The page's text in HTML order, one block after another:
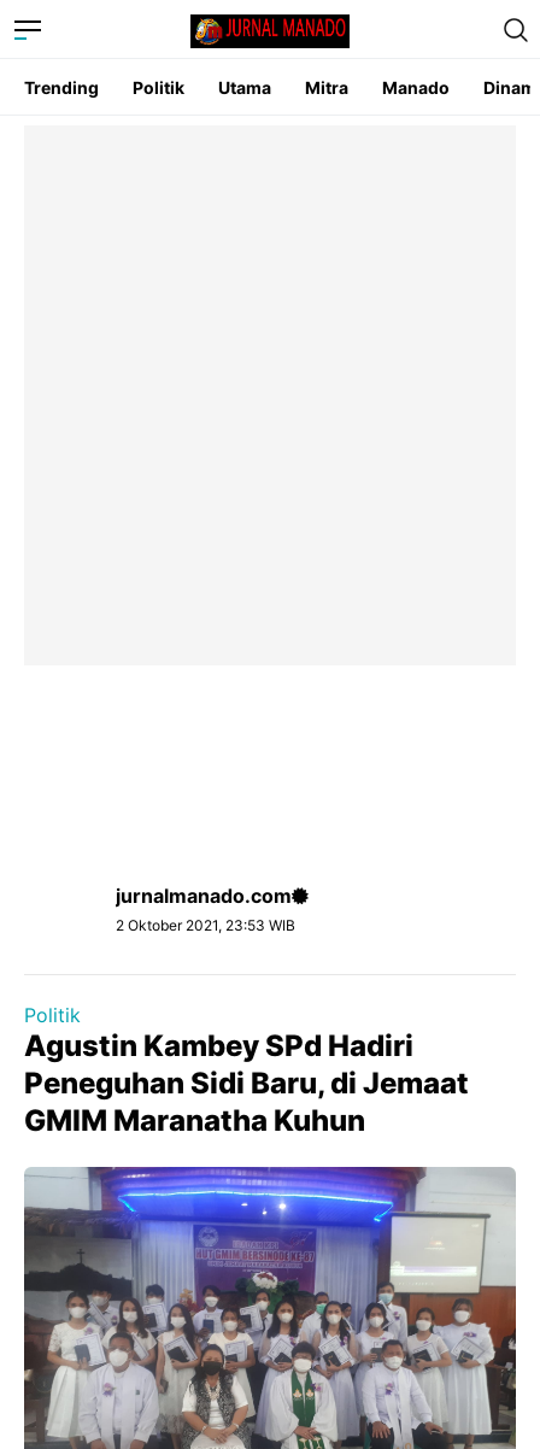
Trending Politik Utama Mitra Manado
jurnalmanado.com
2 Oktober 2021, 23:53 WIB
Politik
Agustin Kambey SPd Hadiri
Peneguhan Sidi Baru, di Jemaat
GMIM Maranatha Kuhun